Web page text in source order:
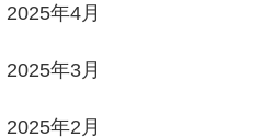
2025年4月
2025年3月
2025年2月